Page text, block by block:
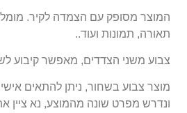
המוצר מסופק עם הצמדה לקיר.
תאורה, תמונות ועוד..
צבוע משני הצדדים, מאפשר קיבוע
מוצר צבוע בשחור, ניתן להתאים
ונדרש מפרט שונה מהמוצע, נא ציין